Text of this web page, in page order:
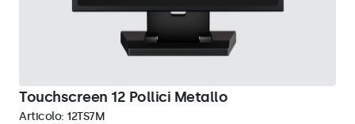
Touchscreen 12 Pollici Metallo
Articolo: 12TS7M